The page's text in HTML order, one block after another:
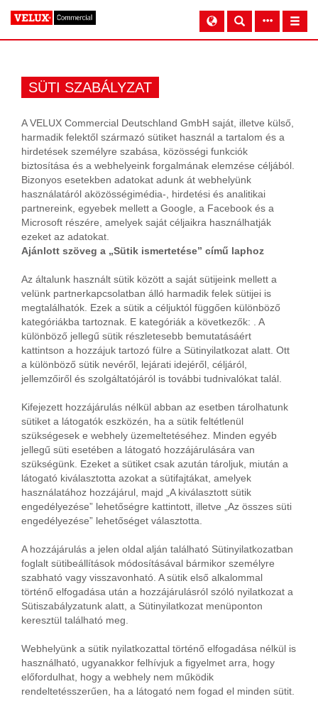
SÜTI SZABÁLYZAT
A VELUX Commercial Deutschland GmbH saját, illetve külső,
harmadik felektől származó sütiket használ a tartalom és a
hirdetések személyre szabása, közösségi funkciók
biztosítása és a webhelyeink forgalmának elemzése céljából.
Bizonyos esetekben adatokat adunk át webhelyünk
használatáról aközösségimédia-, hirdetési és analitikai
partnereink, egyebek mellett a Google, a Facebook és a
Microsoft részére, amelyek saját céljaikra használhatják
ezeket az adatokat.
Ajánlott szöveg a „Sütik ismertetése” című laphoz
Az általunk használt sütik között a saját sütijeink mellett a
velünk partnerkapcsolatban álló harmadik felek sütijei is
megtalálhatók. Ezek a sütik a céljuktól függően különböző
kategóriákba tartoznak. E kategóriák a következők:
. A
különböző jellegű sütik részletesebb bemutatásáért
kattintson a hozzájuk tartozó fülre a Sütinyilatkozat alatt. Ott
a különböző sütik nevéről, lejárati idejéről, céljáról,
jellemzőiről és szolgáltatójáról is további tudnivalókat talál.
Kifejezett hozzájárulás nélkül abban az esetben tárolhatunk
sütiket a látogatók eszközén, ha a sütik feltétlenül
szükségesek e webhely üzemeltetéséhez. Minden egyéb
jellegű süti esetében a látogató hozzájárulására van
szükségünk. Ezeket a sütiket csak azután tároljuk, miután a
látogató kiválasztotta azokat a sütifajtákat, amelyek
használatához hozzájárul, majd „A kiválasztott sütik
engedélyezése” lehetőségre kattintott, illetve „Az összes süti
engedélyezése” lehetőséget választotta.
A hozzájárulás a jelen oldal alján található Sütinyilatkozatban
foglalt sütibeállítások módosításával bármikor személyre
szabható vagy visszavonható. A sütik első alkalommal
történő elfogadása után a hozzájárulásról szóló nyilatkozat a
Sütiszabályzatunk alatt, a Sütinyilatkozat menüponton
keresztül található meg.
Webhelyünk a sütik nyilatkozattal történő elfogadása nélkül is
használható, ugyanakkor felhívjuk a figyelmet arra, hogy
előfordulhat, hogy a webhely nem működik
rendeltetésszerűen, ha a látogató nem fogad el minden sütit.